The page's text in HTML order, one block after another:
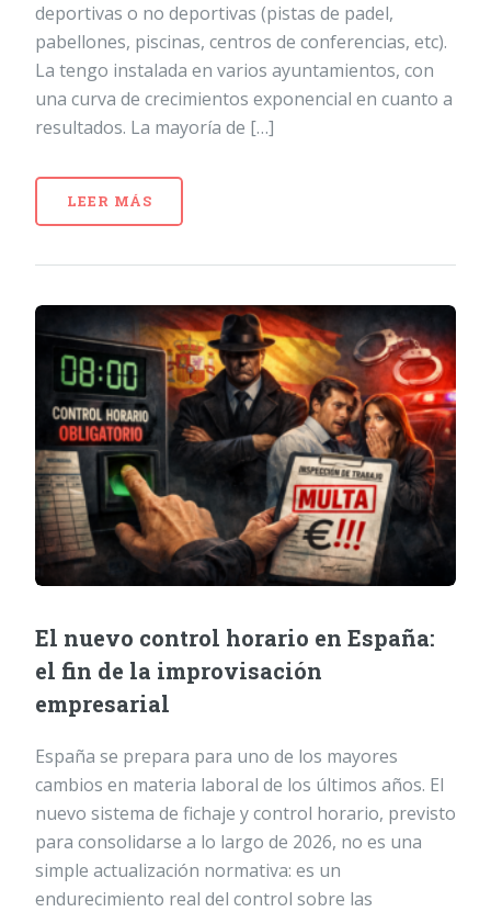
deportivas o no deportivas (pistas de padel,
pabellones, piscinas, centros de conferencias, etc).
La tengo instalada en varios ayuntamientos, con
una curva de crecimientos exponencial en cuanto a
resultados. La mayoría de […]
LEER MÁS
El nuevo control horario en España:
el fin de la improvisación
empresarial
España se prepara para uno de los mayores
cambios en materia laboral de los últimos años. El
nuevo sistema de fichaje y control horario, previsto
para consolidarse a lo largo de 2026, no es una
simple actualización normativa: es un
endurecimiento real del control sobre las